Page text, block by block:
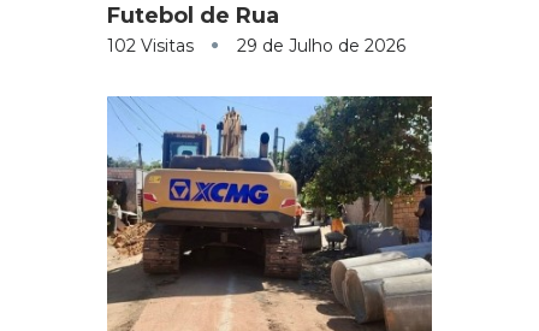
Futebol de Rua
102 Visitas 29 de Julho de 2026